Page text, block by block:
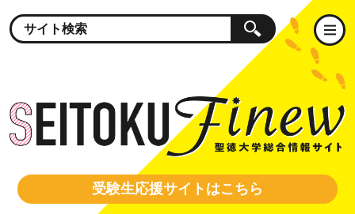
受験生応援サイトはこちら